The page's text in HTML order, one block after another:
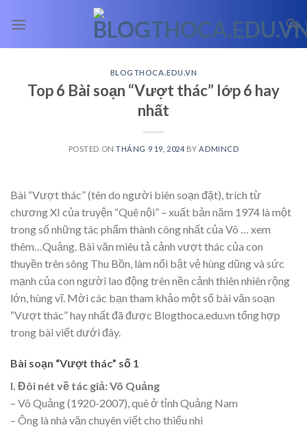
BLOGTHOCA.EDU.VN
Top 6 Bài soạn “Vượt thác” lớp 6 hay
nhất
POSTED ONTHÁNG 9 19, 2024 BY ADMINCD
Bài “Vượt thác” (tên do người biên soạn đặt), trích từ
chương XI của truyện “Quê nội” – xuất bản năm 1974 là một
trong số những tác phẩm thành công nhất của Võ
… xem
thêm… Quảng. Bài văn miêu tả cảnh vượt thác của con
thuyền trên sông Thu Bồn, làm nổi bật vẻ hùng dũng và sức
mạnh của con người lao động trên nền cảnh thiên nhiên rộng
lớn, hùng vĩ. Mời các bạn tham khảo một số bài văn soạn
“Vượt thác” hay nhất đã được Blogthoca.edu.vn tổng hợp
trong bài viết dưới đây.
Bài soạn “Vượt thác” số 1
I. Đôi nét về tác giả: Võ Quảng
– Võ Quảng (1920-2007), quê ở tỉnh Quảng Nam
– Ông là nhà văn chuyên viết cho thiếu nhi